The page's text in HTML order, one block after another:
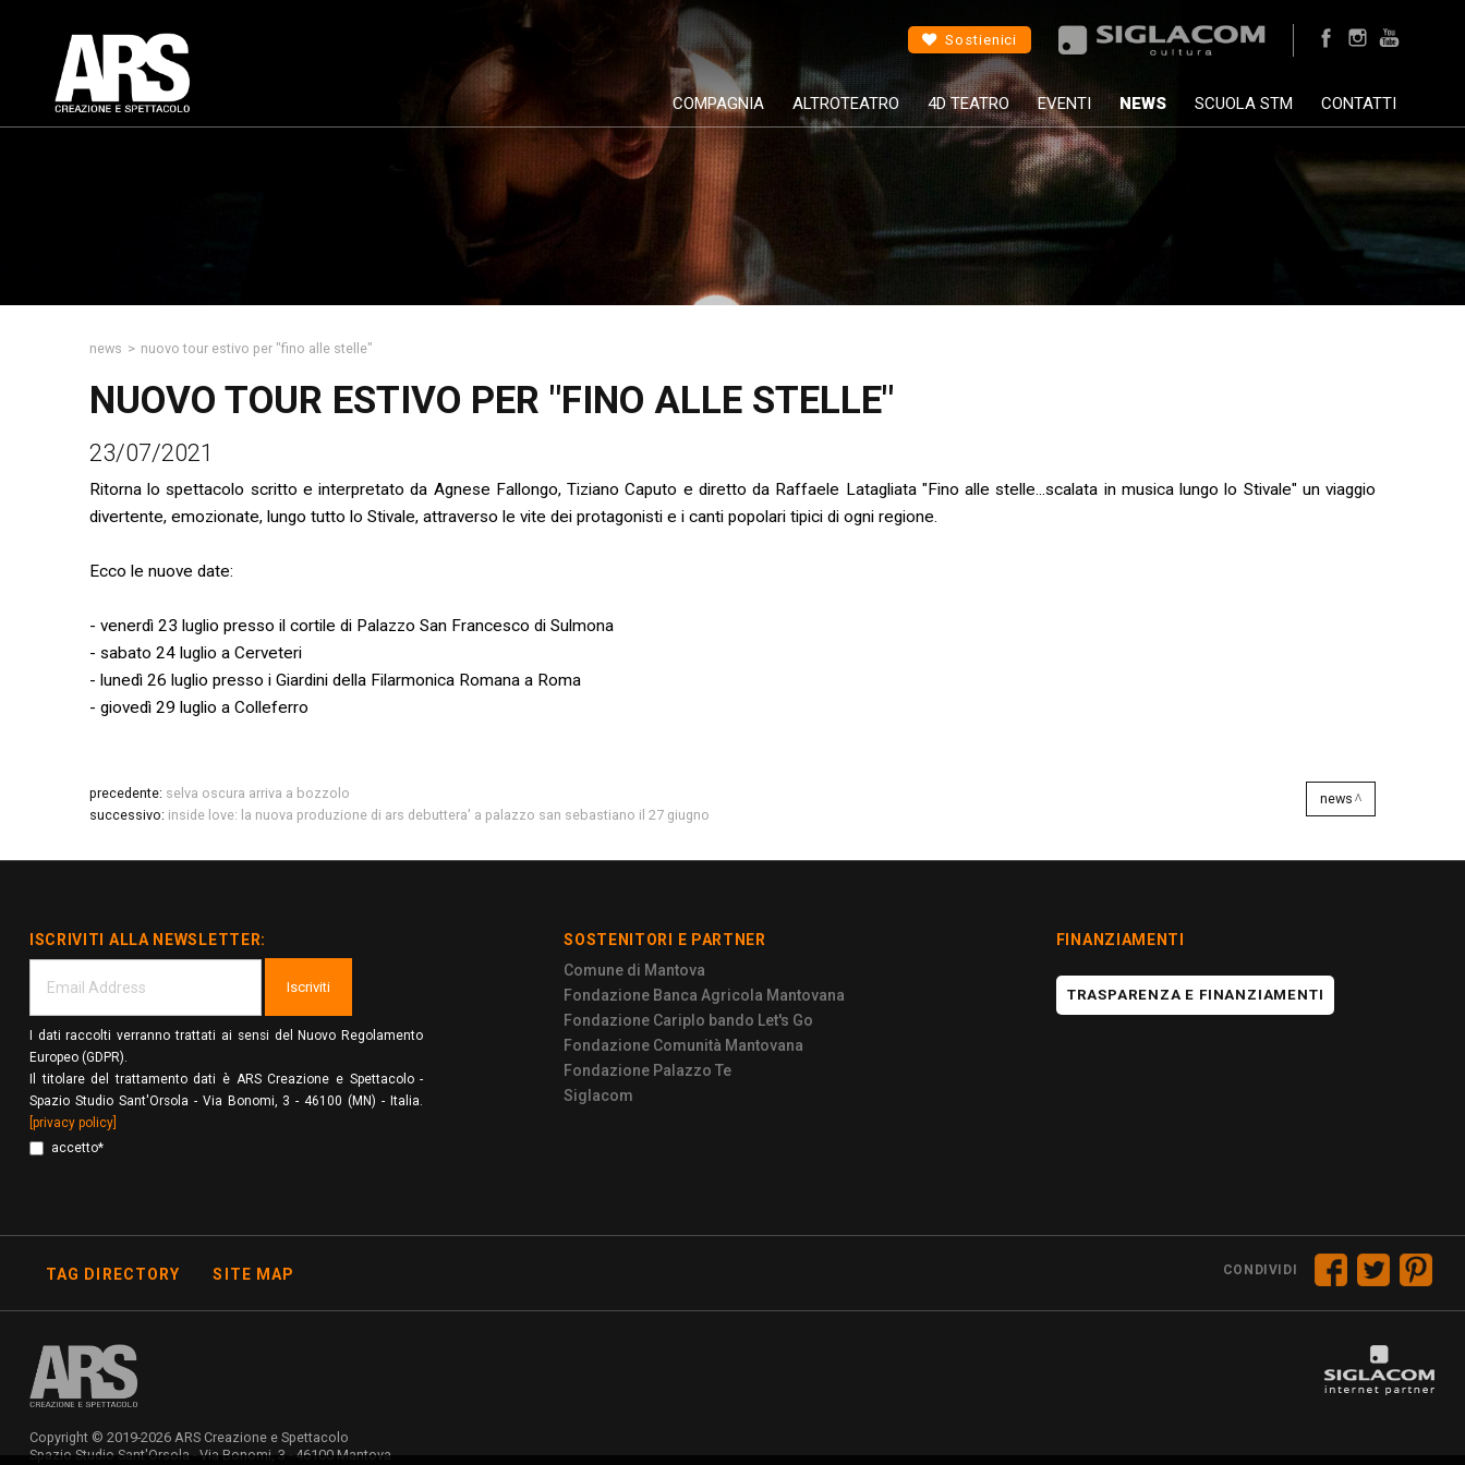
Sostienici
COMPAGNIA ALTROTEATRO 4D TEATRO EVENTI NEWS SCUOLA STM CONTATTI
news > nuovo tour estivo per "fino alle stelle"
NUOVO TOUR ESTIVO PER "FINO ALLE STELLE"
23/07/2021
Ritorna lo spettacolo scritto e interpretato da Agnese Fallongo, Tiziano Caputo e diretto da Raffaele Latagliata "Fino alle stelle...scalata in musica lungo lo Stivale" un viaggio
divertente, emozionate, lungo tutto lo Stivale, attraverso le vite dei protagonisti e i canti popolari tipici di ogni regione.
Ecco le nuove date:
- venerdì 23 luglio presso il cortile di Palazzo San Francesco di Sulmona
- sabato 24 luglio a Cerveteri
- lunedì 26 luglio presso i Giardini della Filarmonica Romana a Roma
- giovedì 29 luglio a Colleferro
precedente: selva oscura arriva a bozzolo
successivo: inside love: la nuova produzione di ars debuttera' a palazzo san sebastiano il 27 giugno
news
ISCRIVITI ALLA NEWSLETTER:
Iscriviti
I dati raccolti verranno trattati ai sensi del Nuovo Regolamento
Europeo (GDPR).
Il titolare del trattamento dati è ARS Creazione e Spettacolo -
Spazio Studio Sant'Orsola - Via Bonomi, 3 - 46100 (MN) - Italia.
[privacy policy]
accetto*
SOSTENITORI E PARTNER
Comune di Mantova
Fondazione Banca Agricola Mantovana
Fondazione Cariplo bando Let's Go
Fondazione Comunità Mantovana
Fondazione Palazzo Te
Siglacom
FINANZIAMENTI
TRASPARENZA E FINANZIAMENTI
TAG DIRECTORY SITE MAP CONDIVIDI
Copyright © 2019-2026 ARS Creazione e Spettacolo
Spazio Studio Sant'Orsola - Via Bonomi, 3 - 46100 Mantova